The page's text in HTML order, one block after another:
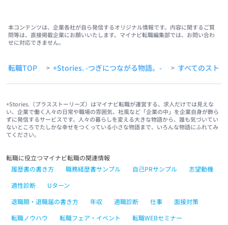
本コンテンツは、企業各社が自ら発信するオリジナル情報です。内容に関するご質
問等は、直接掲載企業にお願いいたします。マイナビ転職編集部では、お問い合わ
せに対応できません。
転職TOP > +Stories. -つぎにつながる物語。- > すべてのスト
+Stories.（プラスストーリーズ）はマイナビ転職が運営する、求人だけでは見えな
い、企業で働く人々の日常や職場の雰囲気、社風など「企業の中」を企業自身が飾ら
ずに発信するサービスです。人々の暮らしを変える大きな物語から、誰も気づいてい
ないところでたしかな幸せをつくっている小さな物語まで、いろんな物語にふれてみ
てください。
転職に役立つマイナビ転職の関連情報
履歴書の書き方
職務経歴書サンプル 自己PRサンプル
志望動機
適性診断
Uターン
退職願・退職届の書き方
年収 適職診断 仕事
面接対策
転職ノウハウ
転職フェア・イベント 転職WEBセミナー